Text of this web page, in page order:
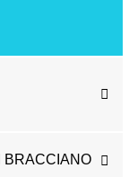
BRACCIANO